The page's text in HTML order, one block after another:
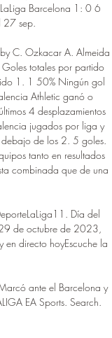
Barcelona 1: 0 6
sep.
C. Ozkacar A. Almeida
totales por partido
1. 1 50% Ningún gol
Athletic ganó o
4 desplazamientos
jugados por liga y
de los 2. 5 goles.
tanto en resultados
combinada que de una
Día del
de octubre de 2023,
en directo hoyEscuche la
ante el Barcelona y
EA Sports. Search.